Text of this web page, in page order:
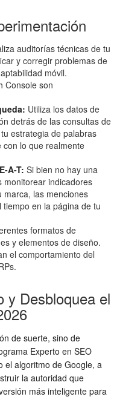
auditorías técnicas de tu
y corregir problemas de
móvil.
Console son
Utiliza los datos de
detrás de las consultas de
estrategia de palabras
lo que realmente
A-T: Si bien no hay una
monitorear indicadores
marca, las menciones
en la página de tu
formatos de
y elementos de diseño.
el comportamiento del
y Desbloquea el
de suerte, sino de
Experto en SEO
el algoritmo de Google, a
la autoridad que
más inteligente para